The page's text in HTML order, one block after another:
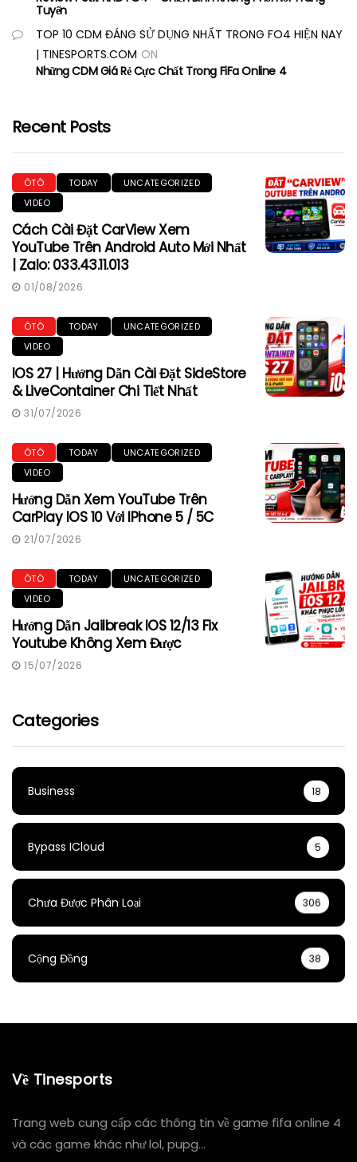
Tuyến
TOP 10 CDM ĐÁNG SỬ DỤNG NHẤT TRONG FO4 HIỆN NAY
| TINESPORTS.COM ON
Những CDM Giá Rẻ Cực Chất Trong FiFa Online 4
Recent Posts
ÔTÔ TODAY
UNCATEGORIZED
VIDEO
Cách Cài Đặt CarView Xem
YouTube Trên Android Auto Mới Nhất
| Zalo: 033.43.11.013
01/08/2026
ÔTÔ TODAY
UNCATEGORIZED
VIDEO
IOS 27 | Hướng Dẫn Cài Đặt SideStore
& LiveContainer Chi Tiết Nhất
31/07/2026
ÔTÔ TODAY
UNCATEGORIZED
VIDEO
Hướng Dẫn Xem YouTube Trên
CarPlay IOS 10 Với IPhone 5 / 5C
21/07/2026
ÔTÔ TODAY
UNCATEGORIZED
VIDEO
Hướng Dẫn Jailbreak IOS 12/13 Fix
Youtube Không Xem Được
15/07/2026
Categories
Business 18
Bypass ICloud 5
Chưa Được Phân Loại 306
Cộng Đồng 38
Về Tinesports
Trang web cung cấp các thông tin về game fifa online 4
và các game khác như lol, pupg…